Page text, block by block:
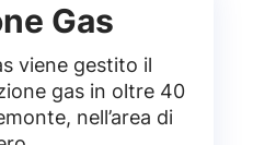
Gas
viene gestito il
gas in oltre 40
nell’area di